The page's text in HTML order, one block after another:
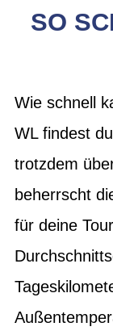
SO
Wie schnell
WL findest
trotzdem
beherrscht
für deine